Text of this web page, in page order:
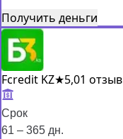
Получить деньги
Fcredit KZ★5,01 отзыв
Срок
61 – 365 дн.